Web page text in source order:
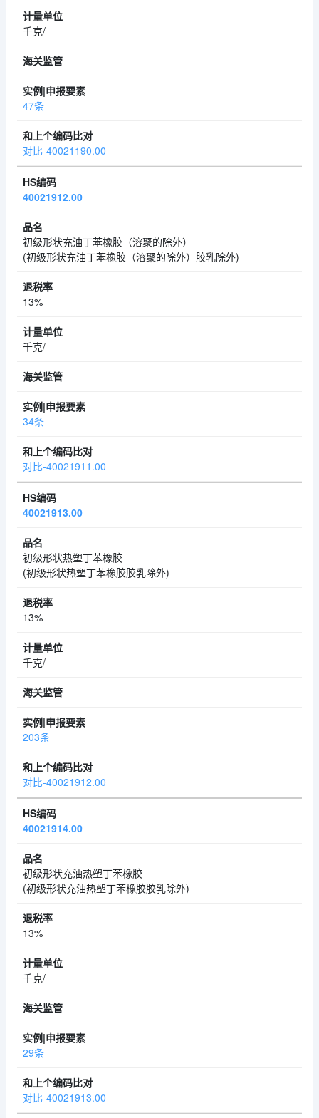
千克/
47条
对比-40021190.00
40021912.00
初级形状充油丁苯橡胶（溶聚的除外）
(初级形状充油丁苯橡胶（溶聚的除外）胶乳除外)
13%
千克/
34条
对比-40021911.00
40021913.00
初级形状热塑丁苯橡胶
(初级形状热塑丁苯橡胶胶乳除外)
13%
千克/
203条
对比-40021912.00
40021914.00
初级形状充油热塑丁苯橡胶
(初级形状充油热塑丁苯橡胶胶乳除外)
13%
千克/
29条
对比-40021913.00